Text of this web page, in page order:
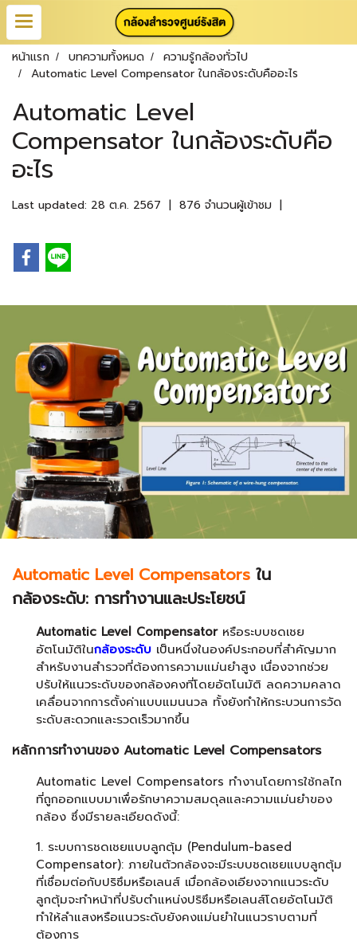
หน้าแรก บทความทั้งหมด
ความรู้กล้องทั่วไป
Automatic Level Compensator ในกล้องระดับคืออะไร
Automatic Level
Compensator ในกล้องระดับคือ
อะไร
Last updated: 28 ต.ค. 2567 | 876 จำนวนผู้เข้าชม |
Automatic Level Compensators ใน
กล้องระดับ: การทำงานและประโยชน์
Automatic Level Compensatorหรือระบบชดเชย
อัตโนมัติในกล้องระดับ เป็นหนึ่งในองค์ประกอบที่สำคัญมาก
สำหรับงานสำรวจที่ต้องการความแม่นยำสูง เนื่องจากช่วย
ปรับให้แนวระดับของกล้องคงที่โดยอัตโนมัติ ลดความคลาด
เคลื่อนจากการตั้งค่าแบบแมนนวล ทั้งยังทำให้กระบวนการวัด
ระดับสะดวกและรวดเร็วมากขึ้น
หลักการทำงานของ Automatic Level Compensators
Automatic Level Compensators ทำงานโดยการใช้กลไก
ที่ถูกออกแบบมาเพื่อรักษาความสมดุลและความแม่นยำของ
กล้อง ซึ่งมีรายละเอียดดังนี้:
1. ระบบการชดเชยแบบลูกตุ้ม (Pendulum-based
Compensator): ภายในตัวกล้องจะมีระบบชดเชยแบบลูกตุ้ม
ที่เชื่อมต่อกับปริซึมหรือเลนส์ เมื่อกล้องเอียงจากแนวระดับ
ลูกตุ้มจะทำหน้าที่ปรับตำแหน่งปริซึมหรือเลนส์โดยอัตโนมัติ
ทำให้ลำแสงหรือแนวระดับยังคงแม่นยำในแนวราบตามที่
ต้องการ